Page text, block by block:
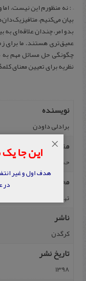
– : نه منظورم این نیست،
بیان می‌کنیم،
بدو امر، چندان علاقه‌ای به
عمیق‌تری هستند. ما برای
چگونگی حل مسائل مهم به
نظریه برای تعیین معنای
نویسنده
برادلی داودن
مترجم
حسن امیری‌آرا
محل نشر
تهران
ناشر
کرگدن
تاریخ نشر
1398
این جا
هدف اول و غیر
در
×